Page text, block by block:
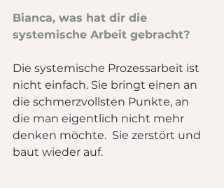
Bianca, was hat dir die
systemische Arbeit gebracht?
Die systemische Prozessarbeit ist
nicht einfach. Sie bringt einen an
die schmerzvollsten Punkte, an
die man eigentlich nicht mehr
denken möchte.  Sie zerstört und
baut wieder auf.